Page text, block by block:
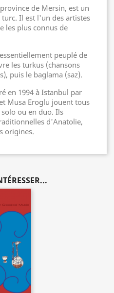
de Mersin, est un
Il est l'un des artistes
les plus connus de
peuplé de
les turkus (chansons
puis le baglama (saz).
en 1994 à Istanbul par
Musa Eroglu jouent tous
ou en duo. Ils
d'Anatolie,
origines.